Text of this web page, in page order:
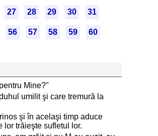
27 28 29 30 31
56 57 58 59 60
Mine?"
umilit şi care tremură la
şi în acelaşi timp aduce
trăieşte sufletul lor.